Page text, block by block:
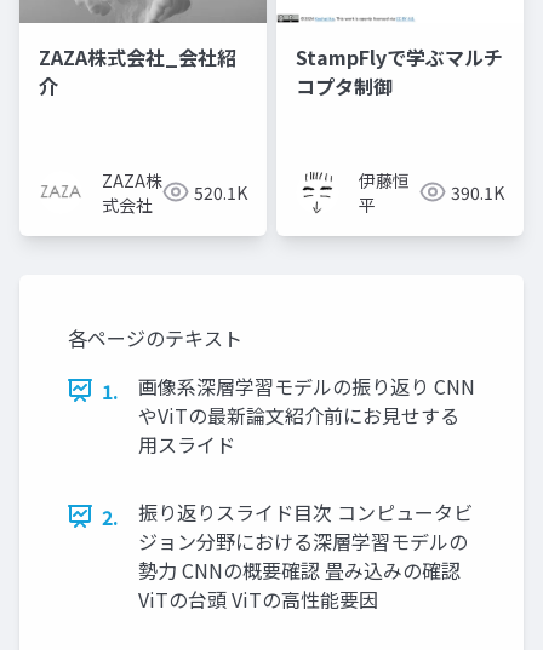
ZAZA株式会社_会社紹
介
ZAZA株
式会社
520.1K
StampFlyで学ぶマルチ
コプタ制御
伊藤恒
平
390.1K
各ページのテキスト
1.
画像系深層学習モデルの振り返り CNN
やViTの最新論文紹介前にお見せする
用スライド
2.
振り返りスライド目次 コンピュータビ
ジョン分野における深層学習モデルの
勢力 CNNの概要確認 畳み込みの確認
ViTの台頭 ViTの高性能要因